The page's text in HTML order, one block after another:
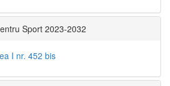
Sport 2023-2032
I nr. 452 bis